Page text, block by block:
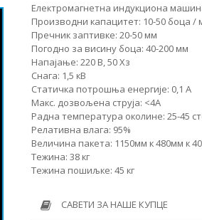
Електромагнетна индукциона
Производни капацитет: 10-50 боца /
Пречник заптивке: 20-50 мм
Погодно за висину боца: 40-200 мм
Напајање: 220 В, 50 Хз
Снага: 1,5 кВ
Статичка потрошња енергије: 0,1 А
Макс. дозвољена струја: <4А
Радна температура околине: 25-45
Релативна влага: 95%
Величина пакета: 1150мм к 480мм к
Тежина: 38 кг
Тежина пошиљке: 45 кг
САВЕТИ ЗА НАШЕ КУПЦЕ